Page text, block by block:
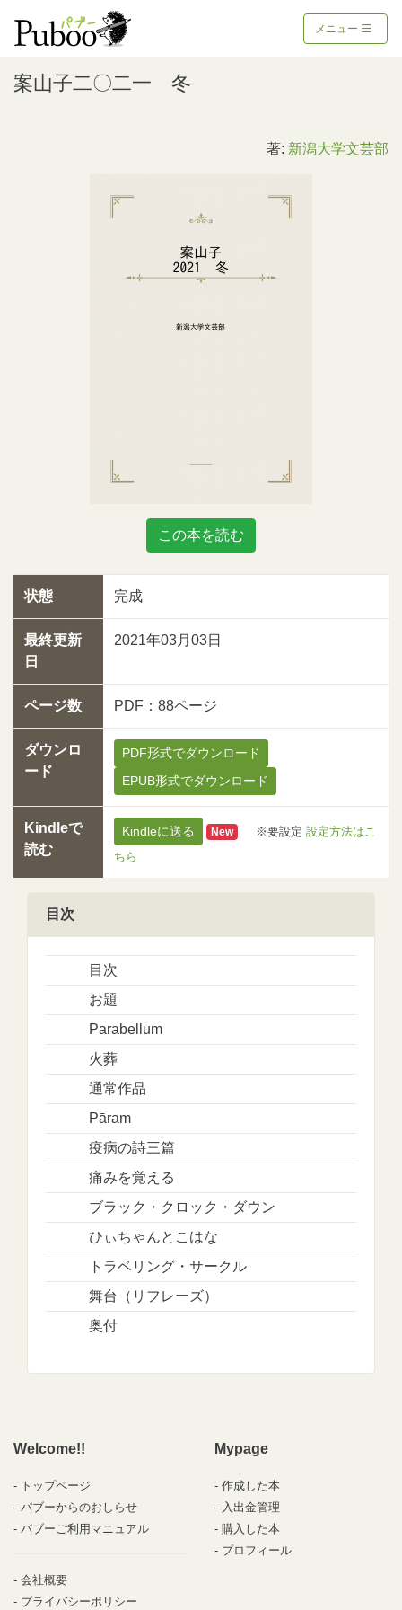
メニュー
案山子二〇二一 冬
著: 新潟大学文芸部
この本を読む
状態 完成
最終更新
日
2021年03月03日
ページ数 PDF：88ページ
ダウンロ
ード
PDF形式でダウンロード
EPUB形式でダウンロード
Kindleで
読む
Kindleに送る New ※要設定 設定方法はこ
ちら
目次
目次
お題
Parabellum
火葬
通常作品
Pāram
疫病の詩三篇
痛みを覚える
ブラック・クロック・ダウン
ひぃちゃんとこはな
トラベリング・サークル
舞台（リフレーズ）
奥付
Welcome!!
トップページ
パブーからのおしらせ
パブーご利用マニュアル
会社概要
プライバシーポリシー
Mypage
作成した本
入出金管理
購入した本
プロフィール